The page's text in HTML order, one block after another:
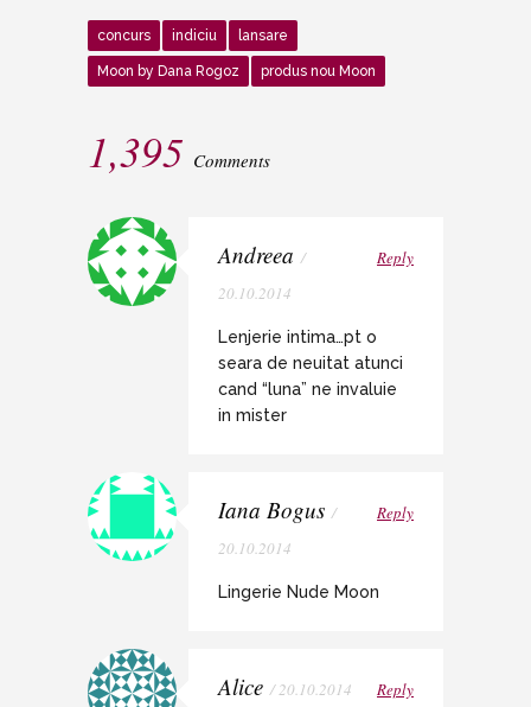
concurs indiciu lansare
Moon by Dana Rogoz produs nou Moon
1,395 Comments
Andreea /
20.10.2014
Reply
Lenjerie intima…pt o
seara de neuitat atunci
cand “luna” ne invaluie
in mister
Iana Bogus /
20.10.2014
Reply
Lingerie Nude Moon
Alice / 20.10.2014 Reply